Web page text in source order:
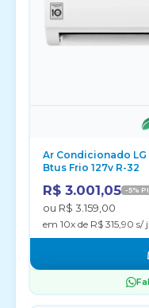
Ar Condicionado
Btus Frio 127v R-32
R$ 3.001,05 -5%
ou R$ 3.159,00
em 10x de R$ 315,90 s/